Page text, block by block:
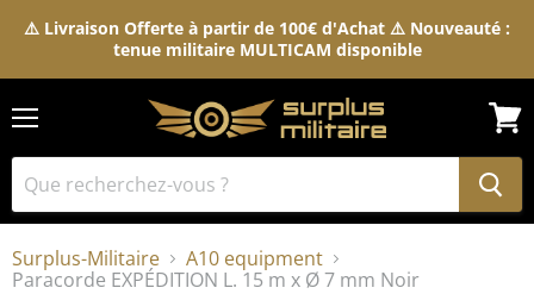
⚠️ Livraison Offerte à partir de 100€ d'Achat ⚠️ Nouveauté :
tenue militaire MULTICAM disponible
le
Surplus-Militaire
A10 equipment
Paracorde EXPÉDITION L. 15 m x Ø 7 mm Noir